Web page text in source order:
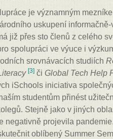
je významným
uskupení
již přes sto členů z celého
spolupráci ve výuce i
srovnávacích studiích
[3] čiGlobal Tech Help
iSchools iniciativa
studentům přinést
Stejně jako v jiných
negativně projevila
oblíbený Summer